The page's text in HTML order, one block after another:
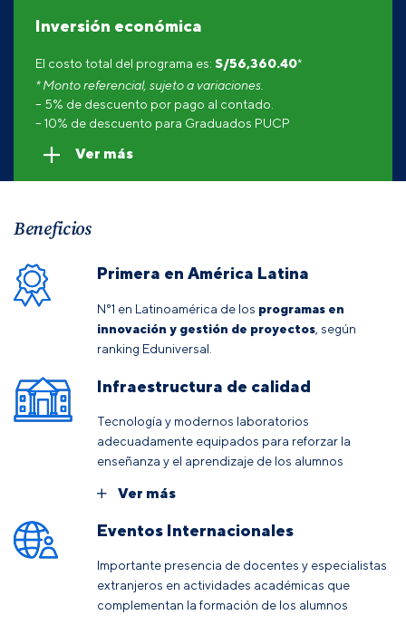
Inversión económica
El costo total del programa es: S/56,360.40*
* Monto referencial, sujeto a variaciones.
– 5% de descuento por pago al contado.
– 10% de descuento para Graduados PUCP
Ver más
Beneficios
Primera en América Latina
N°1 en Latinoamérica de los programas en
innovación y gestión de proyectos, según
ranking Eduniversal
Infraestructura de calidad
Tecnología y modernos laboratorios
adecuadamente equipados para reforzar la
enseñanza y el aprendizaje de los alumnos
Ver más
Eventos Internacionales
Importante presencia de docentes y especialistas
extranjeros en actividades académicas que
complementan la formación de los alumnos